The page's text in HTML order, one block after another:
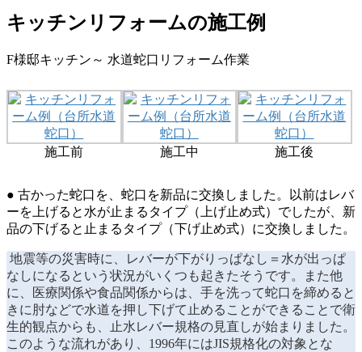
キッチンリフォームの施工例
F様邸キッチン～ 水道蛇口リフォーム作業
施工前 施工中 施工後
● 古かった蛇口を、蛇口を新品に交換しました。以前はレバ
ーを上げると水が止まるタイプ（上げ止め式）でしたが、新
品の下げると止まるタイプ（下げ止め式）に交換しました。
地震等の災害時に、レバーが下がりっぱなし＝水が出っぱ
なしになるという状況がいくつも起きたそうです。また他
に、医療関係や食品関係からは、手を洗って蛇口を締めると
きに肘などで水道を押し下げて止めることができることで衛
生的観点からも、止水レバー規格の見直しが始まりました。
このような流れがあり、1996年にはJIS規格化の対象とな